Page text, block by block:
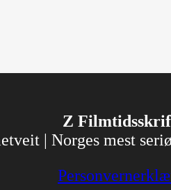
Z
| Norges mest